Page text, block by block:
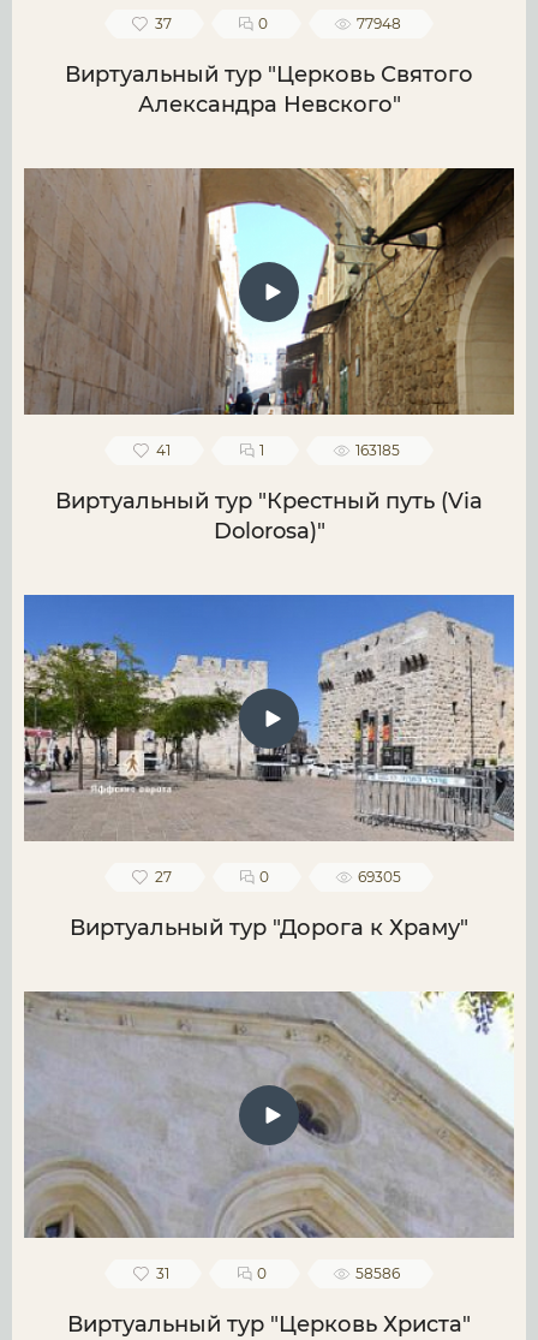
37 0 77948
Виртуальный тур "Церковь Святого
Александра Невского"
41 1 163185
Виртуальный тур "Крестный путь (Via
Dolorosa)"
27 0 69305
Виртуальный тур "Дорога к Храму"
31 0 58586
Виртуальный тур "Церковь Христа"